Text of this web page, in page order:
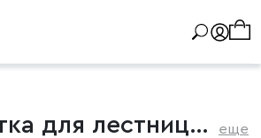
Подсветка для лестниц с датчиком движения еще